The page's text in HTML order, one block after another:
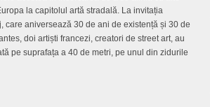
la capitolul artă stradală. La invitația
care aniversează 30 de ani de existență și 30 de
doi artiști francezi, creatori de street art, au
pe suprafața a 40 de metri, pe unul din zidurile